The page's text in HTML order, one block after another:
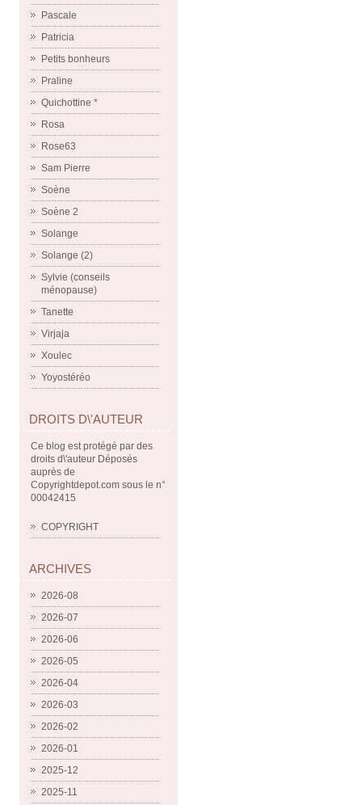
Pascale
Patricia
Petits bonheurs
Praline
Quichottine *
Rosa
Rose63
Sam Pierre
Soène
Soène 2
Solange
Solange (2)
Sylvie (conseils
ménopause)
Tanette
Virjaja
Xoulec
Yoyostéréo
DROITS D\'AUTEUR
Ce blog est protégé par des
droits d\'auteur Déposés
auprès de
Copyrightdepot.com sous le n°
00042415
COPYRIGHT
ARCHIVES
2026-08
2026-07
2026-06
2026-05
2026-04
2026-03
2026-02
2026-01
2025-12
2025-11